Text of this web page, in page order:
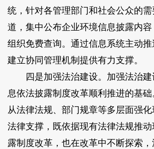
统，针对各管理部门和社会公众的
道，集中公布企业环境信息披露内
组织免费查询。通过信息系统主动
建立协同管理机制提供有力支撑。
四是加强法治建设。加强法治建
息依法披露制度改革顺利推进的基础
从法律法规、部门规章等多层面强
法律支撑，既依据现有法律法规推
露制度改革，也在改革中不断探索